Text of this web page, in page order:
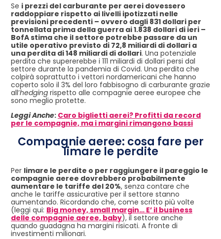
Se i prezzi del carburante per aerei dovessero
raddoppiare rispetto ai livelli ipotizzati nelle
previsioni precedenti – ovvero dagli 831 dollari per
tonnellata prima della guerra ai 1.838 dollari di ieri –
BofA stima che il settore potrebbe passare da un
utile operativo previsto di 72,8 miliardi di dollari a
una perdita di 148 miliardi di dollari. Una potenziale
perdita che supererebbe i 111 miliardi di dollari persi dal
settore durante la pandemia di Covid. Una perdita che
colpirà soprattutto i vettori nordamericani che hanno
coperto solo il 3% del loro fabbisogno di carburante grazie
all’hedging rispetto alle compagnie aeree europee che
sono meglio protette.
Leggi Anche: Caro biglietti aerei? Profitti da record
per le compagnie, ma i margini rimangono bassi
Compagnie aeree: cosa fare per
limare le perdite
Per limare le perdite o per raggiungere il pareggio le
compagnie aeree dovrebbero probabilmente
aumentare le tariffe del 20%, senza contare che
anche le tariffe assicurative per il settore stanno
aumentando. Ricordando che, come scritto più volte
(leggi qui: Big money, small margin… E’ il business
delle compagnie aeree, baby), il settore anche
quando guadagna ha margini risicati. A fronte di
investimenti milionari.